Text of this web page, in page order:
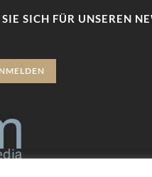
SICH FÜR UNSEREN